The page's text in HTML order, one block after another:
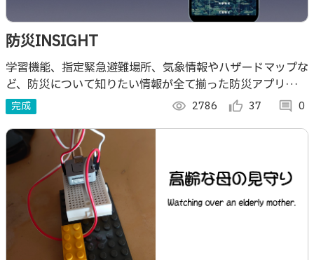
防災INSIGHT
学習機能、指定緊急避難場所、気象情報やハザードマップな
ど、防災について知りたい情報が全て揃った防災アプリで
す。
完成 visibility 2786 thumb_up_alt 37 comment 0